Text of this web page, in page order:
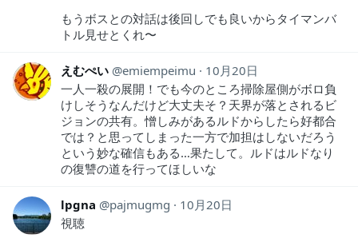
もうボスとの対話は後回しでも良いからタイマンバ
トル見せとくれ〜
えむぺい emiempeimu
10月20日
一人一殺の展開！でも今のところ掃除屋側がボロ負
けしそうなんだけど大丈夫そ？天界が落とされるビ
ジョンの共有。憎しみがあるルドからしたら好都合
では？と思ってしまった一方で加担はしないだろう
という妙な確信もある…果たして。ルドはルドなり
の復讐の道を行ってほしいな
lpgna pajmugmg
10月20日
視聴